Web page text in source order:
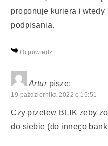
proponuje kuriera i
podpisania.
Odpowiedz
Artur pisze:
19 października 2022 o 15:51
Czy przelew BLIK żeby
do siebie (do innego